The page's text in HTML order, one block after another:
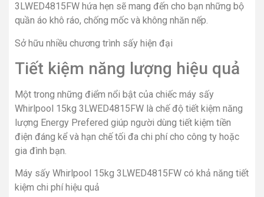
3LWED4815FW hứa hẹn sẽ mang đến cho bạn những bộ
quần áo khô ráo, chống mốc và không nhăn nếp.
Sở hữu nhiều chương trình sấy hiện đại
Tiết kiệm năng lượng hiệu quả
Một trong những điểm nổi bật của chiếc máy sấy
Whirlpool 15kg 3LWED4815FW là chế độ tiết kiệm năng
lượng Energy Prefered giúp người dùng tiết kiệm tiền
điện đáng kể và hạn chế tối đa chi phí cho công ty hoặc
gia đình bạn.
Máy sấy Whirlpool 15kg 3LWED4815FW có khả năng tiết
kiệm chi phí hiệu quả